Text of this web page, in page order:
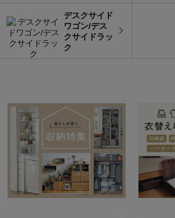
デスクサイド
ワゴン/デス
クサイドラッ
ク